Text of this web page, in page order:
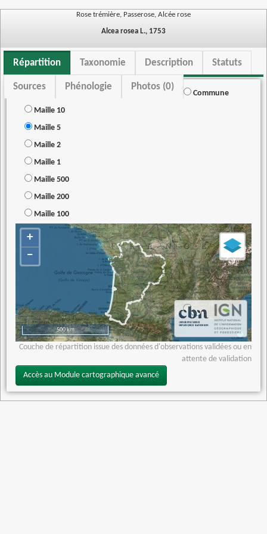
Rose trémière, Passerose, Alcée rose
Alcea rosea L., 1753
Répartition Taxonomie Description Statuts
Sources Phénologie Photos (0)
Commune
Maille 10
Maille 5
Maille 2
Maille 1
Maille 500
Maille 200
Maille 100
+
−
500 km
Couche de répartition issue des données d'observations validées ou en
attente de validation
Accès au Module cartographique avancé